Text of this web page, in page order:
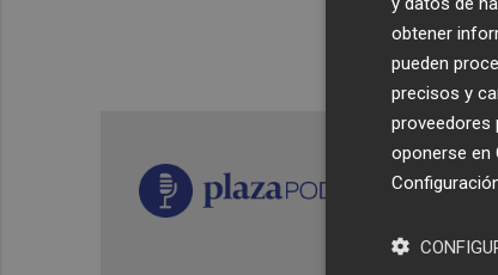
obtener
pueden
precisos y
proveedores
oponerse en